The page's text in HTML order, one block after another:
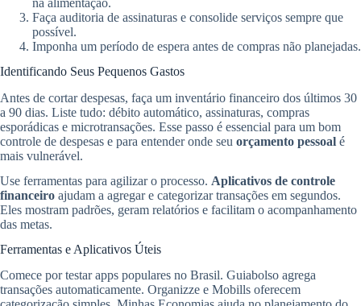
na alimentação.
Faça auditoria de assinaturas e consolide serviços sempre que
possível.
Imponha um período de espera antes de compras não planejadas.
Identificando Seus Pequenos Gastos
Antes de cortar despesas, faça um inventário financeiro dos últimos 30
a 90 dias. Liste tudo: débito automático, assinaturas, compras
esporádicas e microtransações. Esse passo é essencial para um bom
controle de despesas e para entender onde seu orçamento pessoal é
mais vulnerável.
Use ferramentas para agilizar o processo. Aplicativos de controle
financeiro ajudam a agregar e categorizar transações em segundos.
Eles mostram padrões, geram relatórios e facilitam o acompanhamento
das metas.
Ferramentas e Aplicativos Úteis
Comece por testar apps populares no Brasil. Guiabolso agrega
transações automaticamente. Organizze e Mobills oferecem